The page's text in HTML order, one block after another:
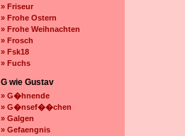
» Friseur
» Frohe Ostern
» Frohe Weihnachten
» Frosch
» Fsk18
» Fuchs
G wie Gustav
» G�hnende
» G�nsef��chen
» Galgen
» Gefaengnis